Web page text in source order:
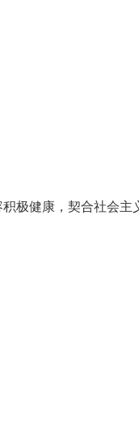
极健康，契合社会主